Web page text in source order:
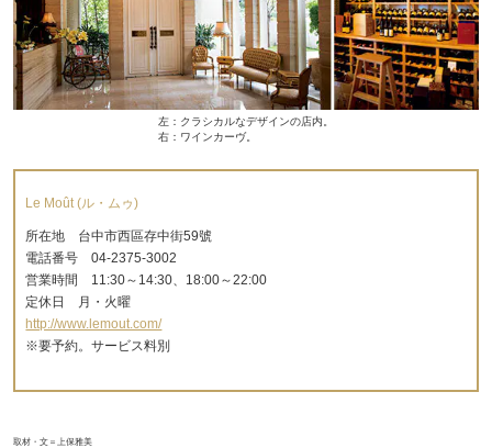
左：クラシカルなデザインの店内。
右：ワインカーヴ。
Le Moût (ル・ムゥ)
所在地 台中市西區存中街59號
電話番号 04-2375-3002
営業時間 11:30～14:30、18:00～22:00
定休日 月・火曜
http://www.lemout.com/
※要予約。サービス料別
取材・文＝上保雅美